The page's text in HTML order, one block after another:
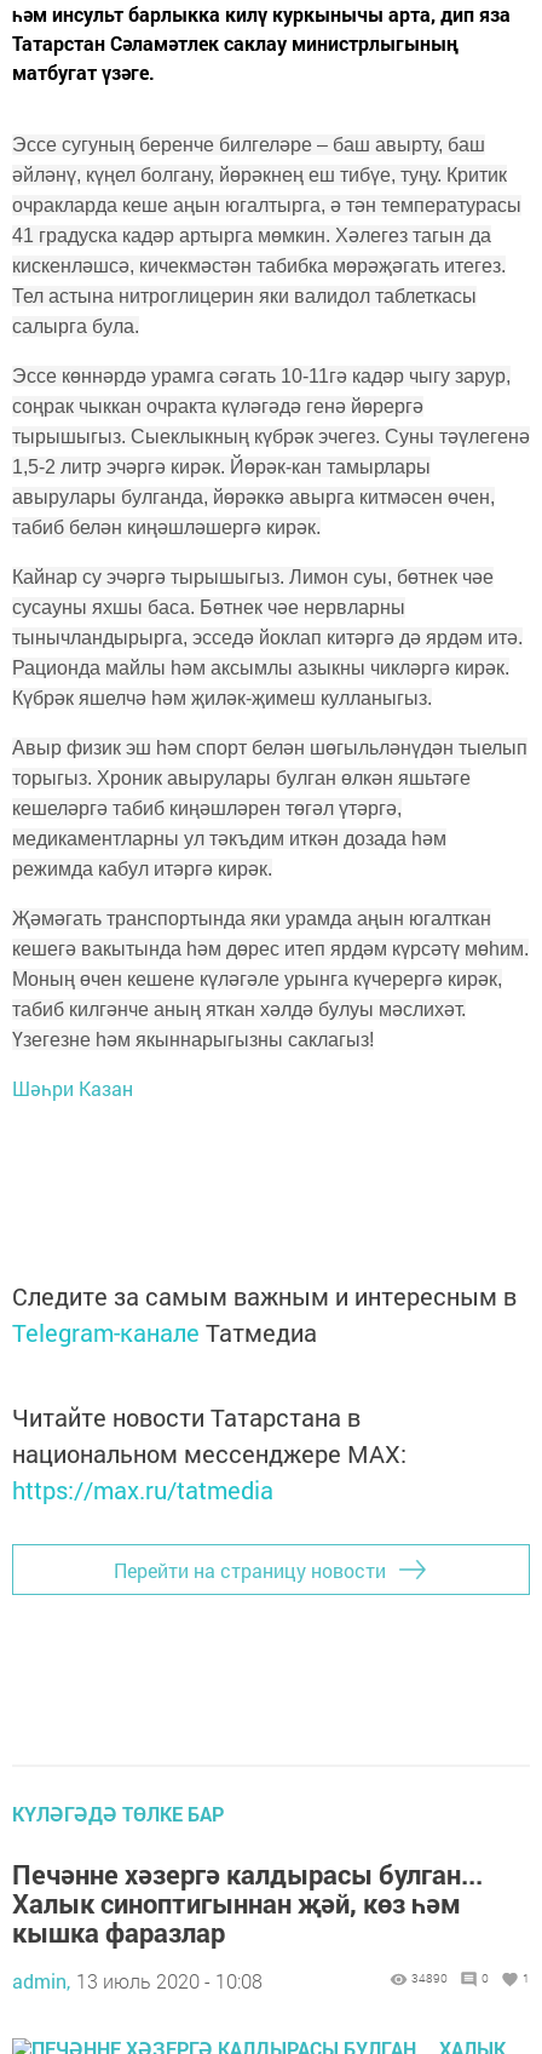
һәм инсульт барлыкка килү куркынычы арта, дип яза
Татарстан Сәламәтлек саклау министрлыгының
матбугат үзәге.
Эссе сугуның беренче билгеләре – баш авырту, баш
әйләнү, күңел болгану, йөрәкнең еш тибүе, туңу. Критик
очракларда кеше аңын югалтырга, ә тән температурасы
41 градуска кадәр артырга мөмкин. Хәлегез тагын да
кискенләшсә, кичекмәстән табибка мөрәҗәгать итегез.
Тел астына нитроглицерин яки валидол таблеткасы
салырга була.
Эссе көннәрдә урамга сәгать 10-11гә кадәр чыгу зарур,
соңрак чыккан очракта күләгәдә генә йөрергә
тырышыгыз. Сыеклыкның күбрәк эчегез. Суны тәүлегенә
1,5-2 литр эчәргә кирәк. Йөрәк-кан тамырлары
авырулары булганда, йөрәккә авырга китмәсен өчен,
табиб белән киңәшләшергә кирәк.
Кайнар су эчәргә тырышыгыз. Лимон суы, бөтнек чәе
сусауны яхшы баса. Бөтнек чәе нервларны
тынычландырырга, эсседә йоклап китәргә дә ярдәм итә.
Рационда майлы һәм аксымлы азыкны чикләргә кирәк.
Күбрәк яшелчә һәм җиләк-җимеш кулланыгыз.
Авыр физик эш һәм спорт белән шөгыльләнүдән тыелып
торыгыз. Хроник авырулары булган өлкән яшьтәге
кешеләргә табиб киңәшләрен төгәл үтәргә,
медикаментларны ул тәкъдим иткән дозада һәм
режимда кабул итәргә кирәк.
Җәмәгать транспортында яки урамда аңын югалткан
кешегә вакытында һәм дөрес итеп ярдәм күрсәтү мөһим.
Моның өчен кешене күләгәле урынга күчерергә кирәк,
табиб килгәнче аның яткан хәлдә булуы мәслихәт.
Үзегезне һәм якыннарыгызны саклагыз!
Шәһри Казан
Следите за самым важным и интересным в
Telegram-канале Татмедиа
Читайте новости Татарстана в
национальном мессенджере MАХ:
https://max.ru/tatmedia
Перейти на страницу новости
КҮЛӘГӘДӘ ТӨЛКЕ БАР
Печәнне хәзергә калдырасы булган...
Халык синоптигыннан җәй, көз һәм
кышка фаразлар
admin, 13 июль 2020 - 10:08 34890 0 1